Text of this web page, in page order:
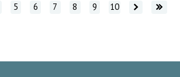
5 6 7 8 9 10Vai avantiVai avanti